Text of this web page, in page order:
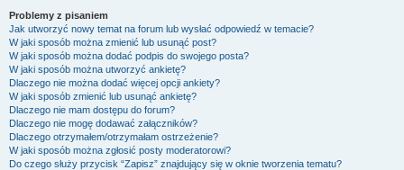
Problemy z pisaniem
Jak utworzyć nowy temat na forum lub wysłać odpowiedź w temacie?
W jaki sposób można zmienić lub usunąć post?
W jaki sposób można dodać podpis do swojego posta?
W jaki sposób można utworzyć ankietę?
Dlaczego nie można dodać więcej opcji ankiety?
W jaki sposób zmienić lub usunąć ankietę?
Dlaczego nie mam dostępu do forum?
Dlaczego nie mogę dodawać załączników?
Dlaczego otrzymałem/otrzymałam ostrzeżenie?
W jaki sposób można zgłosić posty moderatorowi?
Do czego służy przycisk “Zapisz” znajdujący się w oknie tworzenia tematu?